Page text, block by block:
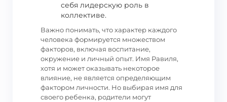
себя лидерскую роль в
коллективе.
Важно понимать, что характер каждого
человека формируется множеством
факторов, включая воспитание,
окружение и личный опыт. Имя Равиля,
хотя и может оказывать некоторое
влияние, не является определяющим
фактором личности. Но выбирая имя для
своего ребенка, родители могут